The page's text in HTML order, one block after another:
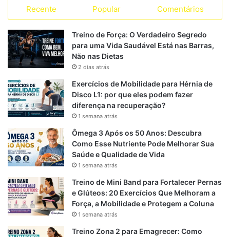
e
b
o
k
e
g
a
t
p
S
Recente Popular Comentários
Treino de Força: O Verdadeiro Segredo
para uma Vida Saudável Está nas Barras,
Não nas Dietas
2 dias atrás
Exercícios de Mobilidade para Hérnia de
Disco L1: por que eles podem fazer
diferença na recuperação?
1 semana atrás
Ômega 3 Após os 50 Anos: Descubra
Como Esse Nutriente Pode Melhorar Sua
Saúde e Qualidade de Vida
1 semana atrás
Treino de Mini Band para Fortalecer Pernas
e Glúteos: 20 Exercícios Que Melhoram a
Força, a Mobilidade e Protegem a Coluna
1 semana atrás
Treino Zona 2 para Emagrecer: Como